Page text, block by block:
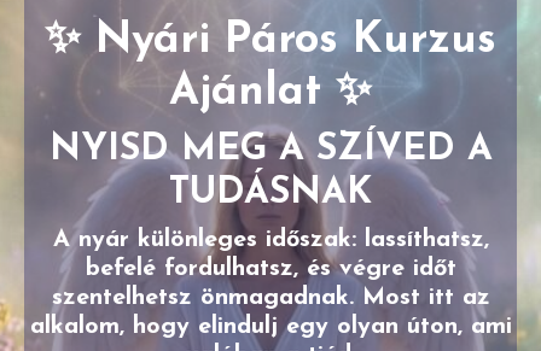
✨ Nyári Páros Kurzus
Ajánlat ✨
NYISD MEG A SZÍVED A
TUDÁSNAK
A nyár különleges időszak: lassíthatsz,
befelé fordulhatsz, és végre időt
szentelhetsz önmagadnak. Most itt az
alkalom, hogy elindulj egy olyan úton, ami